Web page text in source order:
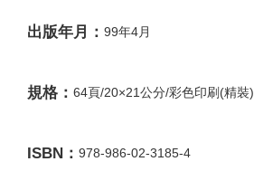
出版年月： 99年4月
規格： 64頁/20×21公分/彩色印刷(精裝)
ISBN： 978-986-02-3185-4